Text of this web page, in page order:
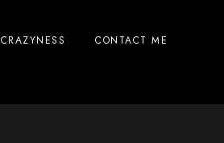
CRAZYNESS CONTACT ME